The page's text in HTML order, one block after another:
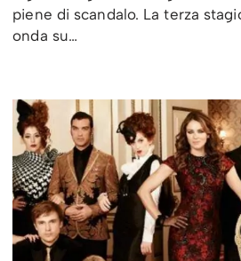
piene di scandalo. La terza
onda su…